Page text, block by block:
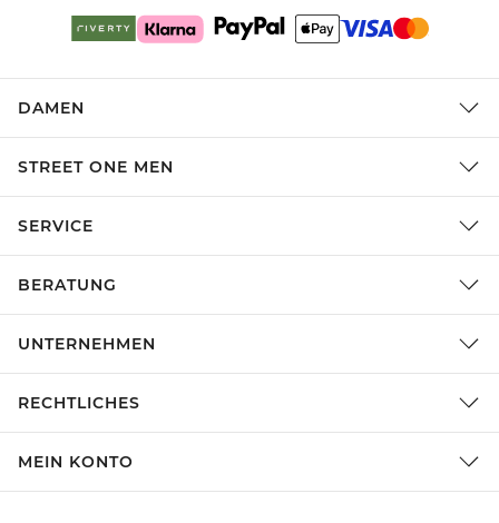
DAMEN
STREET ONE MEN
SERVICE
BERATUNG
UNTERNEHMEN
RECHTLICHES
MEIN KONTO